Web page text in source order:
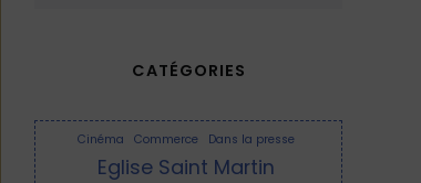
CATÉGORIES
Cinéma Commerce Dans la presse
Eglise Saint Martin